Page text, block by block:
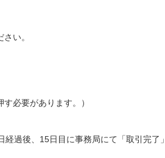
い。
必要があります。）
過後、15日目に事務局にて「取引完了」